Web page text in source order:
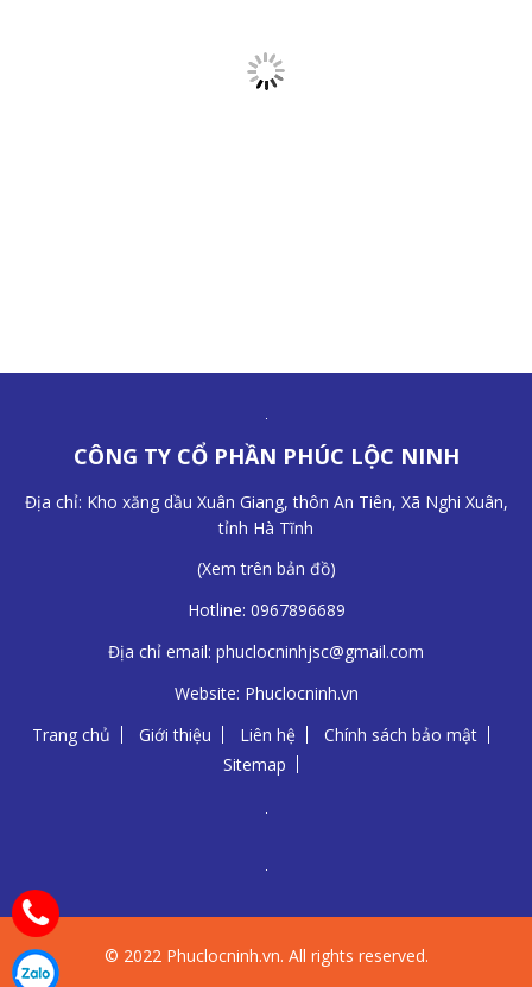
CÔNG TY CỔ PHẦN PHÚC LỘC NINH
Địa chỉ: Kho xăng dầu Xuân Giang, thôn An Tiên, Xã Nghi Xuân,
tỉnh Hà Tĩnh
(Xem trên bản đồ)
Hotline: 0967896689
Địa chỉ email: phuclocninhjsc@gmail.com
Website: Phuclocninh.vn
Trang chủ
Giới thiệu Liên hệ
Chính sách bảo mật
Sitemap
© 2022 Phuclocninh.vn. All rights reserved.